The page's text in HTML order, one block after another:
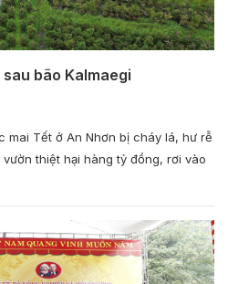
bão Kalmaegi
mai Tết ở An Nhơn bị cháy lá, hư rễ
thiệt hại hàng tỷ đồng, rơi vào